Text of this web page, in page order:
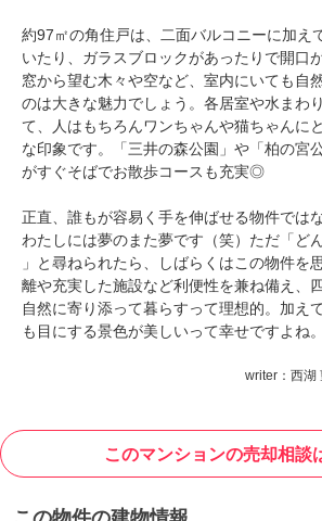
約97㎡の角住戸は、二面バルコニーに加え
いたり、ガラスブロックがあったりで開口
窓から望む木々や空など、室内にいても自
のは大きな魅力でしょう。各居室や水まわ
て、人はもちろんワンちゃんや猫ちゃんに
な印象です。「三井の森公園」や「柏の宮
がすぐそばでお散歩コースも充実◎
正直、誰もが容易く手を伸ばせる物件では
わたしには夢のまた夢です（笑）ただ「ど
」と尋ねられたら、しばらくはこの物件を
離や充実した施設など利便性を兼ね備え、
自然に寄り添って暮らすって理想的。加え
も目にする景色が美しいって幸せですよね。
writer：西
このマンションの売却相談